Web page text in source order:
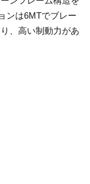
ンは6MTでブレー
、高い制動力があ